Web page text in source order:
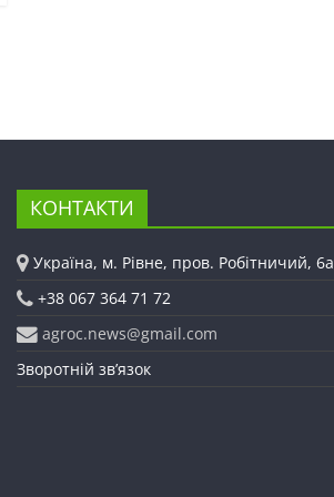
КОНТАКТИ
Україна, м. Рівне, пров. Робітничий, 6а
+38 067 364 71 72
agroc.news@gmail.com
Зворотній зв’язок